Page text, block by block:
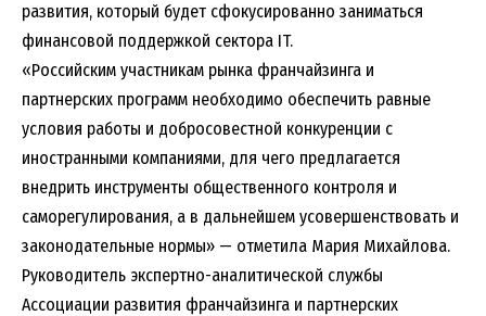
развития, который будет сфокусированно заниматься
финансовой поддержкой сектора IT.
«Российским участникам рынка франчайзинга и
партнерских программ необходимо обеспечить равные
условия работы и добросовестной конкуренции с
иностранными компаниями, для чего предлагается
внедрить инструменты общественного контроля и
саморегулирования, а в дальнейшем усовершенствовать и
законодательные нормы» — отметила Мария Михайлова.
Руководитель экспертно-аналитической службы
Ассоциации развития франчайзинга и партнерских